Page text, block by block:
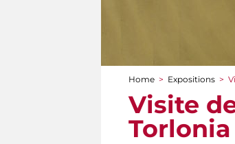
You are here
Home > Expositions >
Visite
Torlonia